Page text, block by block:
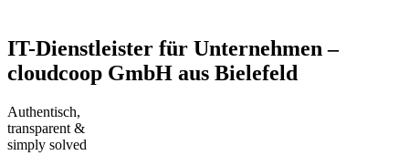
IT-Dienstleister für Unternehmen –
cloudcoop GmbH aus Bielefeld
Authentisch,
transparent &
simply solved